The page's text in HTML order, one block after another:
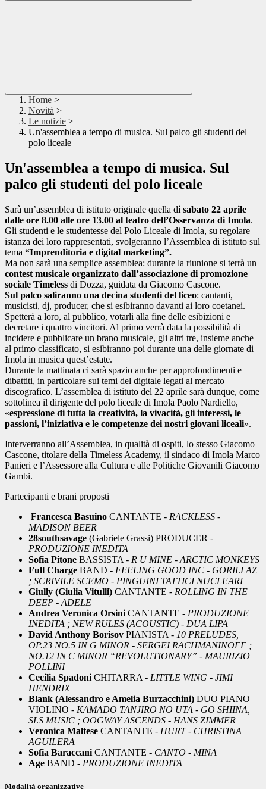
Home >
Novità >
Le notizie >
Un'assemblea a tempo di musica. Sul palco gli studenti del
polo liceale
Un'assemblea a tempo di musica. Sul
palco gli studenti del polo liceale
Sarà un’assemblea di istituto originale quella di sabato 22 aprile
dalle ore 8.00 alle ore 13.00 al teatro dell’Osservanza di Imola.
Gli studenti e le studentesse del Polo Liceale di Imola, su regolare
istanza dei loro rappresentati, svolgeranno l’Assemblea di istituto sul
tema “Imprenditoria e digital marketing”.
Ma non sarà una semplice assemblea: durante la riunione si terrà un
contest musicale organizzato dall’associazione di promozione
sociale Timeless di Dozza, guidata da Giacomo Cascone.
Sul palco saliranno una decina studenti del liceo: cantanti,
musicisti, dj, producer, che si esibiranno davanti ai loro coetanei.
Spetterà a loro, al pubblico, votarli alla fine delle esibizioni e
decretare i quattro vincitori. Al primo verrà data la possibilità di
incidere e pubblicare un brano musicale, gli altri tre, insieme anche
al primo classificato, si esibiranno poi durante una delle giornate di
Imola in musica quest’estate.
Durante la mattinata ci sarà spazio anche per approfondimenti e
dibattiti, in particolare sui temi del digitale legati al mercato
discografico. L’assemblea di istituto del 22 aprile sarà dunque, come
sottolinea il dirigente del polo liceale di Imola Paolo Nardiello,
«espressione di tutta la creatività, la vivacità, gli interessi, le
passioni, l’iniziativa e le competenze dei nostri giovani liceali».
Interverranno all’Assemblea, in qualità di ospiti, lo stesso Giacomo
Cascone, titolare della Timeless Academy, il sindaco di Imola Marco
Panieri e l’Assessore alla Cultura e alle Politiche Giovanili Giacomo
Gambi.
Partecipanti e brani proposti
Francesca Basuino CANTANTE - RACKLESS -
MADISON BEER
28southsavage (Gabriele Grassi) PRODUCER -
PRODUZIONE INEDITA
Sofia Pitone BASSISTA - R U MINE - ARCTIC MONKEYS
Full Charge BAND - FEELING GOOD INC - GORILLAZ
; SCRIVILE SCEMO - PINGUINI TATTICI NUCLEARI
Giully (Giulia Vitulli) CANTANTE - ROLLING IN THE
DEEP - ADELE
Andrea Veronica Orsini CANTANTE - PRODUZIONE
INEDITA ; NEW RULES (ACOUSTIC) - DUA LIPA
David Anthony Borisov PIANISTA - 10 PRELUDES,
OP.23 NO.5 IN G MINOR - SERGEI RACHMANINOFF ;
NO.12 IN C MINOR “REVOLUTIONARY” - MAURIZIO
POLLINI
Cecilia Spadoni CHITARRA - LITTLE WING - JIMI
HENDRIX
Blank (Alessandro e Amelia Burzacchini) DUO PIANO
VIOLINO - KAMADO TANJIRO NO UTA - GO SHIINA,
SLS MUSIC ; OOGWAY ASCENDS - HANS ZIMMER
Veronica Maltese CANTANTE - HURT - CHRISTINA
AGUILERA
Sofia Baraccani CANTANTE - CANTO - MINA
Age BAND - PRODUZIONE INEDITA
Modalità organizzative